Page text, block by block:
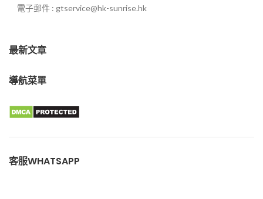
電子郵件 : gtservice@hk-sunrise.hk
最新文章
導航菜單
客服WHATSAPP